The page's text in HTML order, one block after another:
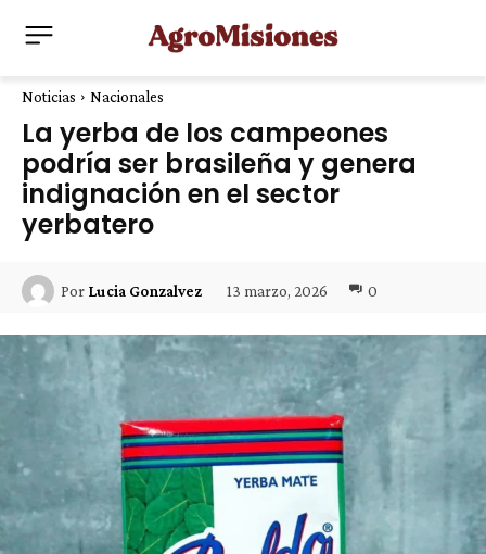
Noticias Nacionales
La yerba de los campeones
podría ser brasileña y genera
indignación en el sector
yerbatero
Por Lucia Gonzalvez 13 marzo, 2026 0